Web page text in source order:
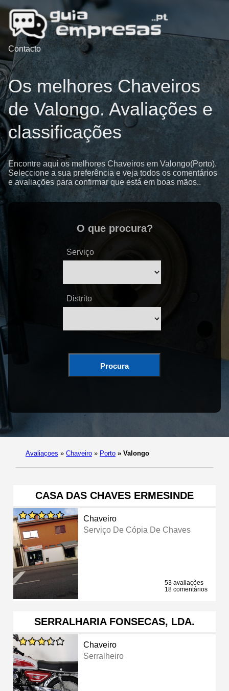
Contacto
Os melhores Chaveiros
de Valongo. Avaliações e
classificações
Encontre aqui os melhores Chaveiros em Valongo(Porto).
Seleccione a sua preferência e veja todos os comentários
e avaliações para confirmar que está em boas mãos..
O que procura?
Serviço
Distrito
Procura
Avaliaçoes » Chaveiro » Porto » Valongo
CASA DAS CHAVES ERMESINDE
Chaveiro
Serviço De Cópia De Chaves
53 avaliações
18 comentários
SERRALHARIA FONSECAS, LDA.
Chaveiro
Serralheiro